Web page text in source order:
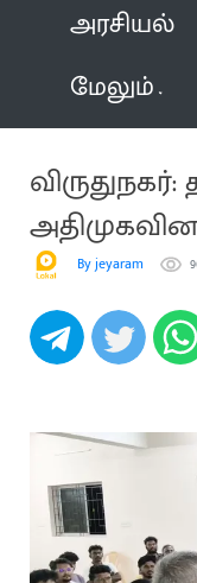
அரசியல்
மேலும்
By jeyaram